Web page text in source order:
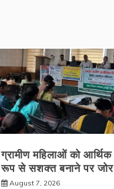
ग्रामीण महिलाओं को आर्थिक
रूप से सशक्त बनाने पर जोर
August 7, 2026